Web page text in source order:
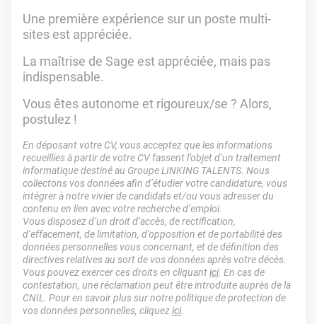
Une première expérience sur un poste multi-
sites est appréciée.
La maîtrise de Sage est appréciée, mais pas
indispensable.
Vous êtes autonome et rigoureux/se ? Alors,
postulez !
En déposant votre CV, vous acceptez que les informations
recueillies à partir de votre CV fassent l’objet d’un traitement
informatique destiné au Groupe LINKING TALENTS. Nous
collectons vos données afin d’étudier votre candidature, vous
intégrer à notre vivier de candidats et/ou vous adresser du
contenu en lien avec votre recherche d’emploi.
Vous disposez d’un droit d’accès, de rectification,
d’effacement, de limitation, d’opposition et de portabilité des
données personnelles vous concernant, et de définition des
directives relatives au sort de vos données après votre décès.
Vous pouvez exercer ces droits en cliquantici. En cas de
contestation, une réclamation peut être introduite auprès de la
CNIL. Pour en savoir plus sur notre politique de protection de
vos données personnelles, cliquezici.